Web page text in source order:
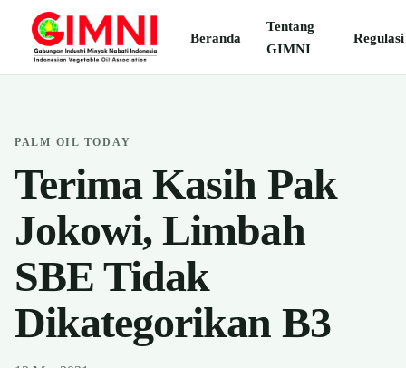
Beranda
Tentang
GIMNI
Regulasi
PALM OIL TODAY
Terima Kasih Pak
Jokowi, Limbah
SBE Tidak
Dikategorikan B3